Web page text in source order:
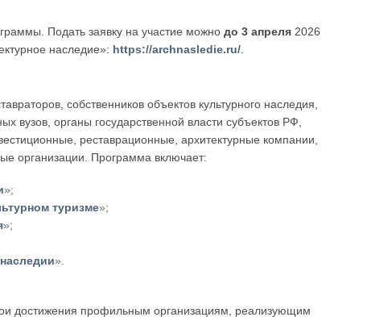
Подать заявку на участие можнодо 3 апреля 2026
наследие»: https://archnasledie.ru/
собственников объектов культурного наследия,
вузов, органы государственной власти субъектов РФ,
реставрационные, архитектурные компании,
организации. Программа включает:
»;
туризме»;
»;
».
достижения профильным организациям, реализующим